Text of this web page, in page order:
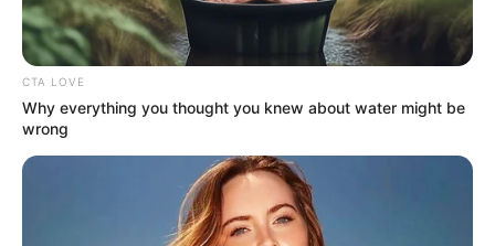
8 Movies Based On Real Stories That Give Us
Shivers